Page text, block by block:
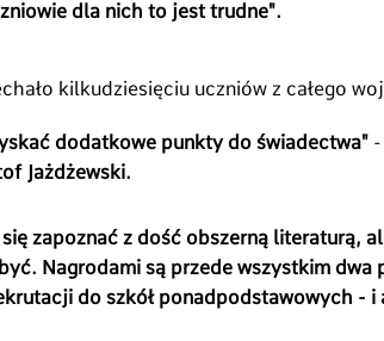
dla nich to jest trudne".
kilkudziesięciu uczniów z całego
dodatkowe punkty do świadectwa"
Jażdżewski.
zapoznać z dość obszerną literaturą,
Nagrodami są przede wszystkim dwa
do szkół ponadpodstawowych -